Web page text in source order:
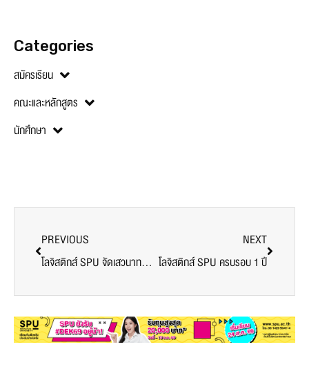
Categories
สมัครเรียน
คณะและหลักสูตร
นักศึกษา
PREVIOUS
โลจิสติกส์ SPU จัดเสวนาทางวิชาการ โดย 3 กูรู โลจิส ไทยแลนด์
NEXT
โลจิสติกส์ SPU ครบรอบ 1 ปี